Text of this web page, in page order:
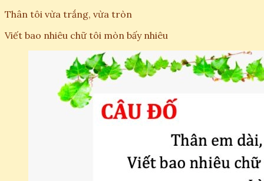
Thân tôi vừa trắng, vừa tròn
Viết bao nhiêu chữ tôi mòn bấy nhiêu